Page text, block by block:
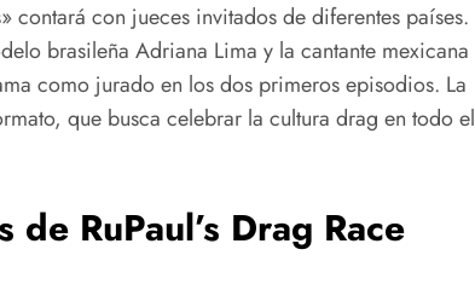
contará con jueces invitados de diferentes países.
brasileña Adriana Lima y la cantante mexicana
como jurado en los dos primeros episodios. La
que busca celebrar la cultura drag en todo el
RuPaul’s Drag Race